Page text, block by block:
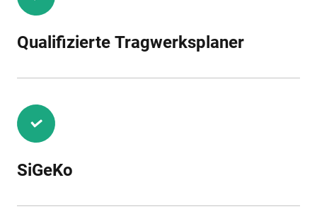
Qualifizierte Tragwerksplaner
SiGeKo